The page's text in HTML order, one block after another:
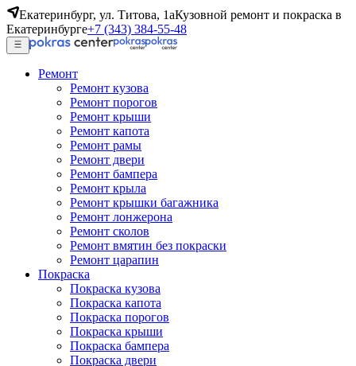
Екатеринбург, ул. Титова, 1аКузовной ремонт и покраска в
Екатеринбурге+7 (343) 384-55-48
Ремонт
Ремонт кузова
Ремонт порогов
Ремонт крыши
Ремонт капота
Ремонт рамы
Ремонт двери
Ремонт бампера
Ремонт крыла
Ремонт крышки багажника
Ремонт лонжерона
Ремонт сколов
Ремонт вмятин без покраски
Ремонт царапин
Покраска
Покраска кузова
Покраска капота
Покраска порогов
Покраска крыши
Покраска бампера
Покраска двери